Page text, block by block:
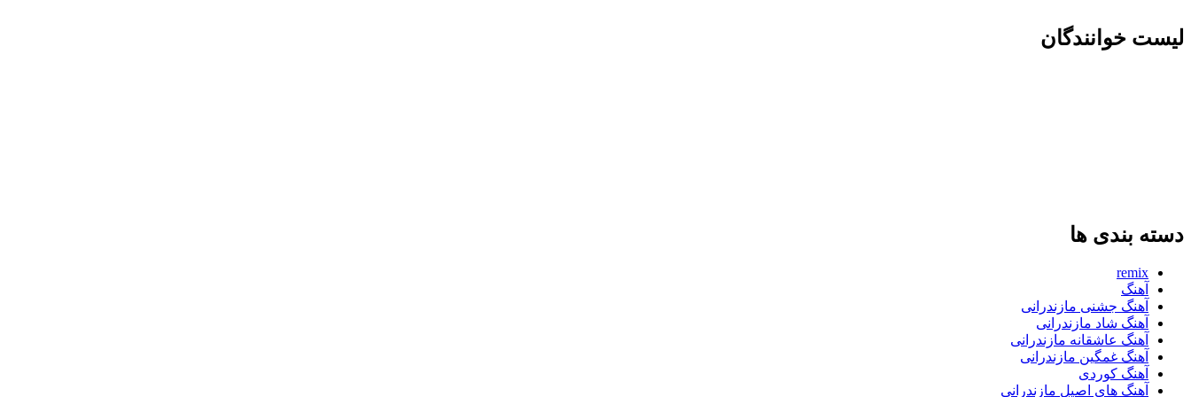
لیست خوانندگان
دسته بندی ها
remix
آهنگ
آهنگ جشنی مازندرانی
آهنگ شاد مازندرانی
آهنگ عاشقانه مازندرانی
آهنگ غمگین مازندرانی
آهنگ کوردی
آهنگ های اصیل مازندرانی